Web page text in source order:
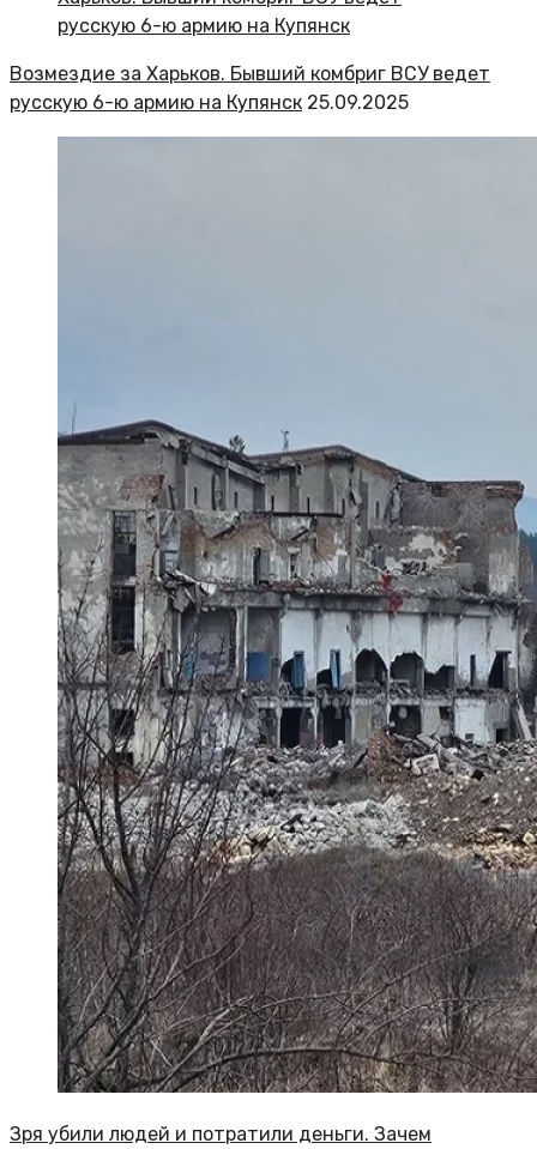
Возмездие за Харьков. Бывший комбриг ВСУ ведет
русскую 6-ю армию на Купянск 25.09.2025
Зря убили людей и потратили деньги. Зачем